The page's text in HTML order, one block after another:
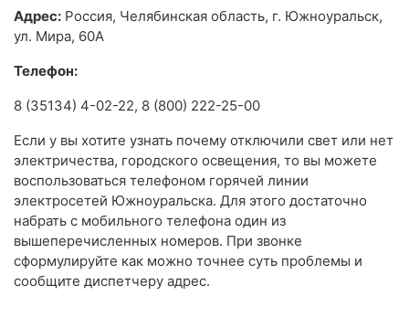
Адрес: Россия, Челябинская область, г. Южноуральск,
ул. Мира, 60А
Телефон:
8 (35134) 4-02-22, 8 (800) 222-25-00
Если у вы хотите узнать почему отключили свет или нет
электричества, городского освещения, то вы можете
воспользоваться телефоном горячей линии
электросетей Южноуральска. Для этого достаточно
набрать с мобильного телефона один из
вышеперечисленных номеров. При звонке
сформулируйте как можно точнее суть проблемы и
сообщите диспетчеру адрес.